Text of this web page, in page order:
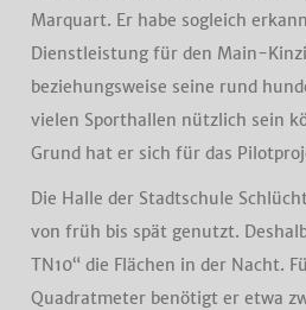
Marquart. Er habe sogleich
Dienstleistung für den Main-
beziehungsweise seine rund
vielen Sporthallen nützlich sein
Grund hat er sich für das
Die Halle der Stadtschule
von früh bis spät genutzt.
TN10“ die Flächen in der Nacht.
Quadratmeter benötigt er etwa